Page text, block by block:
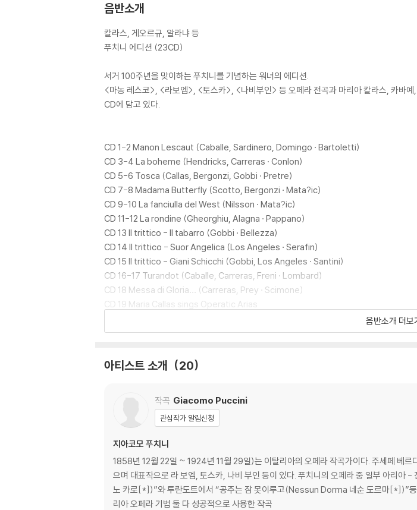
음반소개
칼라스, 게오르규, 알라냐 등
푸치니 에디션 (23CD)
서거 100주년을 맞이하는 푸치니를 기념하는 워너의 에디션.
<마농 레스코>, <라보엠>, <토스카>, <나비부인> 등 오페라 전곡과 마리아 칼라스, 카바
CD에 담고 있다.
CD 1-2 Manon Lescaut (Caballe, Sardinero, Domingo · Bartoletti)
CD 3-4 La boheme (Hendricks, Carreras · Conlon)
CD 5-6 Tosca (Callas, Bergonzi, Gobbi · Pretre)
CD 7-8 Madama Butterfly (Scotto, Bergonzi · Mata?ic)
CD 9-10 La fanciulla del West (Nilsson · Mata?ic)
CD 11-12 La rondine (Gheorghiu, Alagna · Pappano)
CD 13 Il trittico - Il tabarro (Gobbi · Bellezza)
CD 14 Il trittico - Suor Angelica (Los Angeles · Serafin)
CD 15 Il trittico - Giani Schicchi (Gobbi, Los Angeles · Santini)
CD 16-17 Turandot (Caballe, Carreras, Freni · Lombard)
CD 18 Messa di Gloria… (Carreras, Prey · Scimone)
CD 19 Maria Callas sings Operatic Arias
CD 21 Kiri Te Kanawa Sole & Amore
CD 23 Angela Gheorghiu Arias
음반소개 더보
아티스트 소개 20
작곡 Giacomo Puccini
관심작가 알림신청
지아코모 푸치니
1858년 12월 22일 ~ 1924년 11월 29일)는 이탈리아의 오페라 작곡가이다. 주세페 베르
으며 대표작으로 라 보엠, 토스카, 나비 부인 등이 있다. 푸치니의 오페라 중 일부 아리
노 카로[*])”와 투란도트에서 “공주는 잠 못이루고(Nessun Dorma 네순 도르마[*])”등
리아 오페라 기법 둘 다 성공적으로 사용한 작곡